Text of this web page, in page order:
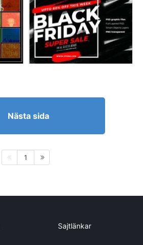
Nästa sida
1
Sajtlänkar